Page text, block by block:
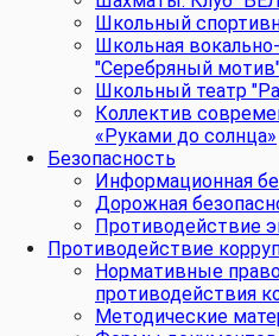
Школьный
Школьная
"Серебряный
Школьный театр
Коллектив
«Руками до солнца»
Безопасность
Информационная
Дорожная
Противодействие
Противодействие
Нормативные
противодействия
Методические